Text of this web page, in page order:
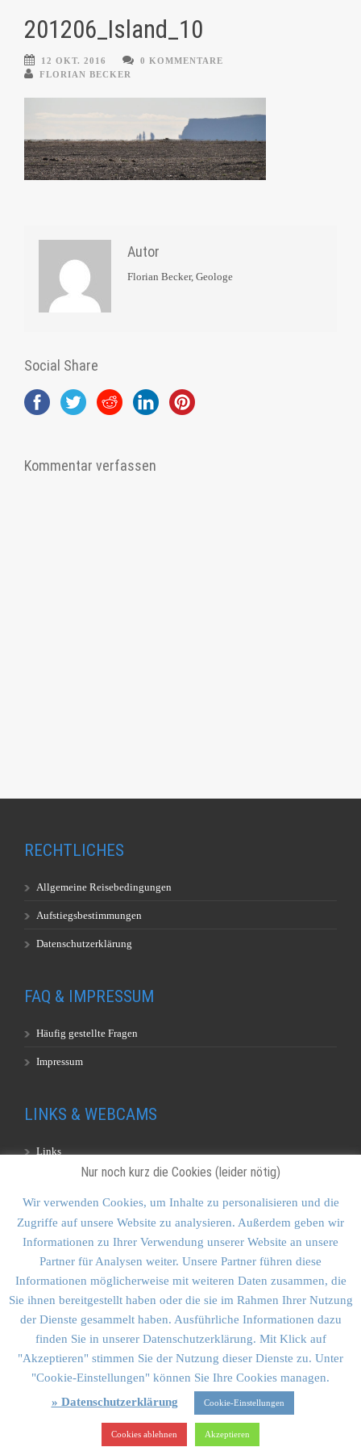
201206_Island_10
12 OKT. 2016
0 KOMMENTARE
FLORIAN BECKER
Autor
Florian Becker, Geologe
Social Share
Kommentar verfassen
RECHTLICHES
Allgemeine Reisebedingungen
Aufstiegsbestimmungen
Datenschutzerklärung
FAQ & IMPRESSUM
Häufig gestellte Fragen
Impressum
LINKS & WEBCAMS
Links
KONTAKT & SITEMAP
Kontakt
Sitemap
Vulkankultour-BUFF®
Vulkankultour Goldstein & Schmid GbR • Planegger Str. 12A •
81241 München
Nur noch kurz die Cookies (leider nötig)
Wir verwenden Cookies, um Inhalte zu personalisieren und die
Zugriffe auf unsere Website zu analysieren. Außerdem geben wir
Informationen zu Ihrer Verwendung unserer Website an unsere
Partner für Analysen weiter. Unsere Partner führen diese
Informationen möglicherweise mit weiteren Daten zusammen, die
Sie ihnen bereitgestellt haben oder die sie im Rahmen Ihrer Nutzung
der Dienste gesammelt haben. Ausführliche Informationen dazu
finden Sie in unserer Datenschutzerklärung. Mit Klick auf
"Akzeptieren" stimmen Sie der Nutzung dieser Dienste zu. Unter
"Cookie-Einstellungen" können Sie Ihre Cookies managen.
» Datenschutzerklärung
Cookie-Einstellungen
Cookies ablehnen Akzeptieren